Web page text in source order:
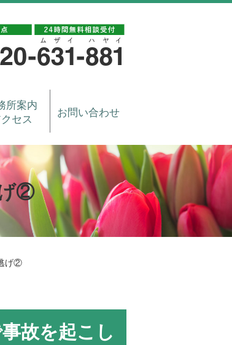
所案内
セス
お問い合わせ
げ②
げ②
故を起こし